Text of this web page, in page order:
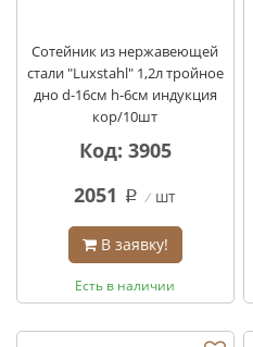
Сотейник из нержавеющей
стали "Luxstahl" 1,2л тройное
дно d-16см h-6см индукция
кор/10шт
Код: 3905
2051
q шт
В заявку!
Есть в наличии